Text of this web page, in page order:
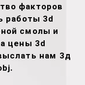
факторов
работы 3d
смолы и
цены 3d
нам 3д